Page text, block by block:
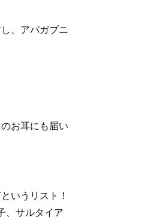
、アバガブニ
お耳にも届い
いうリスト！
、サルタイア